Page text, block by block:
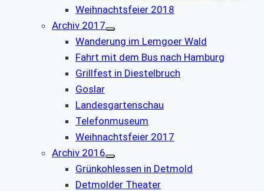
Weihnachtsfeier 2018
Archiv 2017
Wanderung im Lemgoer Wald
Fahrt mit dem Bus nach Hamburg
Grillfest in Diestelbruch
Goslar
Landesgartenschau
Telefonmuseum
Weihnachtsfeier 2017
Archiv 2016
Grünkohlessen in Detmold
Detmolder Theater